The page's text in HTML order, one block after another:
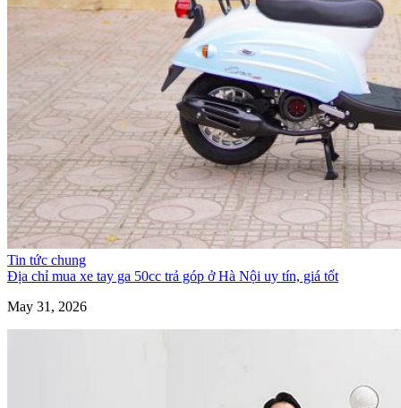
Tin tức chung
Địa chỉ mua xe tay ga 50cc trả góp ở Hà Nội uy tín, giá tốt
May 31, 2026